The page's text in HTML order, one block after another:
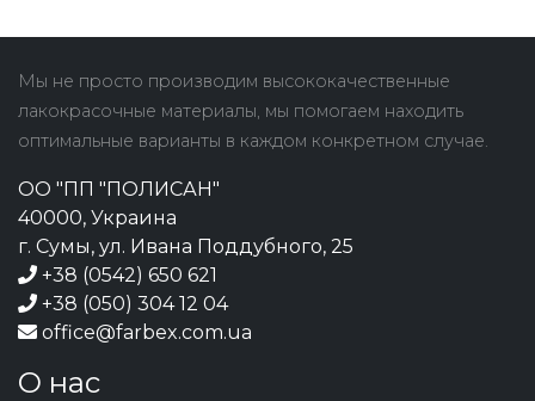
Мы не просто производим высококачественные
лакокрасочные материалы, мы помогаем находить
оптимальные варианты в каждом конкретном случае.
ОО "ПП "ПОЛИСАН"
40000, Украина
г. Сумы, ул. Ивана Поддубного, 25
+38 (0542) 650 621
+38 (050) 304 12 04
office@farbex.com.ua
О нас